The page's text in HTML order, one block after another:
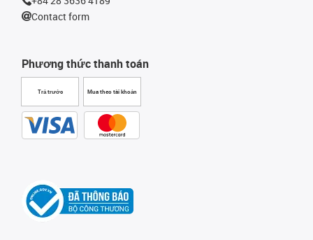
Phương thức thanh toán
Trả trước Mua theo tài khoản
Contact form